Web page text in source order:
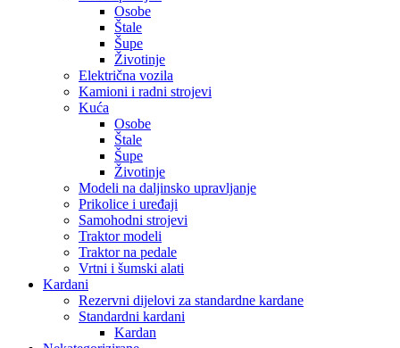
Osobe
Štale
Šupe
Životinje
Električna vozila
Kamioni i radni strojevi
Kuća
Osobe
Štale
Šupe
Životinje
Modeli na daljinsko upravljanje
Prikolice i uređaji
Samohodni strojevi
Traktor modeli
Traktor na pedale
Vrtni i šumski alati
Kardani
Rezervni dijelovi za standardne kardane
Standardni kardani
Kardan